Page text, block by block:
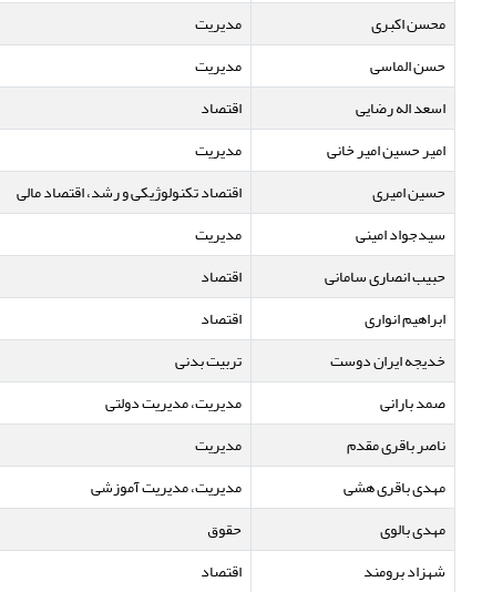
محسن اکبری
مدیریت
حسن الماسی
مدیریت
اسعد اله رضایی
اقتصاد
امیر حسین امیر خانی
مدیریت
حسین امیری
اقتصاد تکنولوژیکی و رشد، اقتصاد مالی
سیدجواد امینی
مدیریت
حبیب انصاری سامانی
اقتصاد
ابراهیم انواری
اقتصاد
خدیجه ایران دوست
تربیت بدنی
صمد بارانی
مدیریت، مدیریت دولتی
ناصر باقری مقدم
مدیریت
مهدی باقری هشی
مدیریت، مدیریت آموزشی
مهدی بالوی
حقوق
شهزاد برومند
اقتصاد